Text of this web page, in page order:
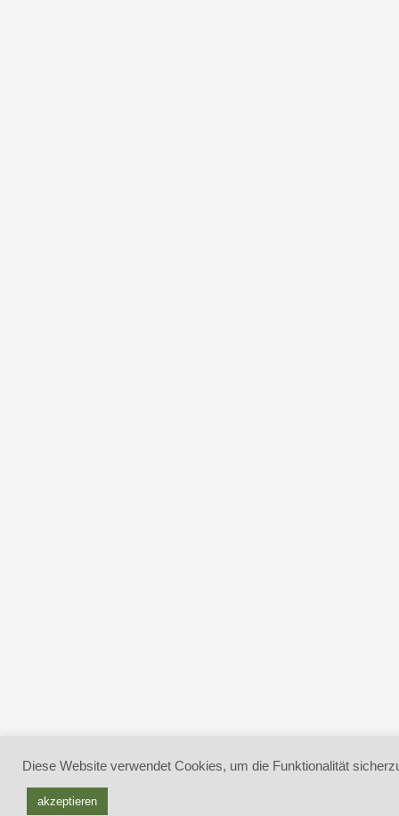
Diese Website verwendet Cookies, um die Funktionalität
akzeptieren